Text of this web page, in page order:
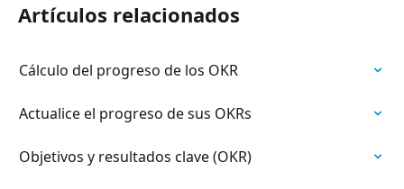
Artículos relacionados
Cálculo del progreso de los OKR
Actualice el progreso de sus OKRs
Objetivos y resultados clave (OKR)